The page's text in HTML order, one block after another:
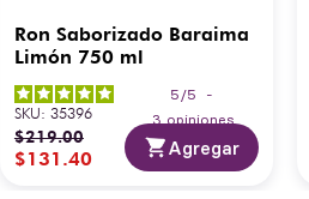
Ron Saborizado Baraima
Limón 750 ml
5 /5
-
3 opiniones
SKU: 35396
$219.00
$131 .40 Agregar